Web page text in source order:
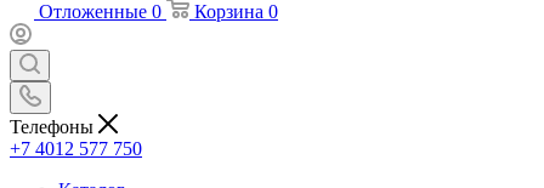
Отложенные 0 Корзина 0
Телефоны
+7 4012 577 750